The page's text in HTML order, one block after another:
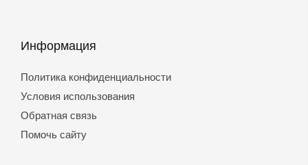
Информация
Политика конфиденциальности
Условия использования
Обратная связь
Помочь сайту